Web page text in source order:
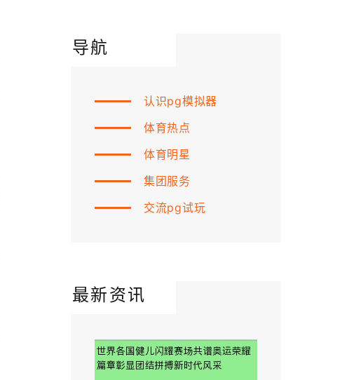
导航
认识pg模拟器
体育热点
体育明星
集团服务
交流pg试玩
最新资讯